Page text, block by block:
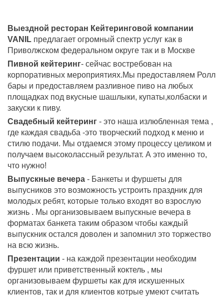
Выездной ресторан Кейтеринговой компании
VANIL предлагает огромный спектр услуг как в
Приволжском федеральном округе так и в Москве
Пивной кейтеринг- сейчас востребован на
корпоративных мероприятиях.Мы предоставляем Ролл
бары и предоставляем разливное пиво на любых
площадках под вкусные шашлыки, купаты,колбаски и
закуски к пиву.
Свадебный кейтеринг - это наша излюбленная тема ,
где каждая свадьба -это творческий подход к меню и
стилю подачи. Мы отдаемся этому процессу целиком и
получаем высоколассный результат. А это именно то,
что нужно!
Выпускные вечера - Банкеты и фуршеты для
выпусников это возможность устроить праздник для
молодых ребят, которые только входят во взрослую
жизнь . Мы организовываем выпускные вечера в
форматах банкета таким образом чтобы каждый
выпускник остался доволен и запомнил это торжество
на всю жизнь.
Презентации - на каждой презентации необходим
фуршет или приветственный коктель , мы
организовываем фуршеты как для искушенных
клиентов, так и для клиентов котрые умеют считать